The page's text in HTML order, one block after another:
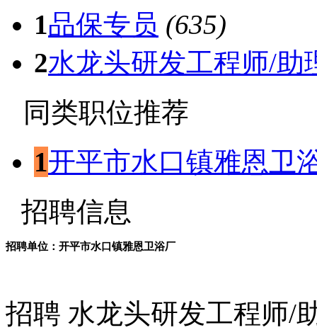
1 品保专员 (635)
2水龙头研发工程师/助
同类职位推荐
1开平市水口镇雅恩卫
招聘信息
招聘单位：开平市水口镇雅恩卫浴厂
招聘 水龙头研发工程师/